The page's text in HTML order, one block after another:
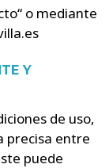
o mediante
Y
de uso,
precisa entre
puede